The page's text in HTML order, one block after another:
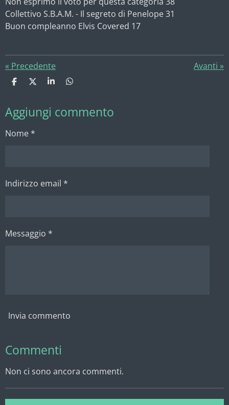
Collettivo S.B.A.M. - Il segreto di Penelope 31
Buon compleanno Elvis Covered 17
« Precedente Avanti »
C
d
i
i
C
d
i
i
C
d
i
C
d
i
Aggiungi commento
Nome *
Indirizzo email *
Messaggio *
Invia commento
Commenti
Non ci sono ancora commenti.